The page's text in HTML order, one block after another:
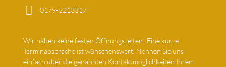
0179-5213317
Wir haben keine festen Öffnungszeiten! Eine kurze
Terminabsprache ist wünschenswert. Nennen Sie uns
einfach über die genannten Kontaktmöglichkeiten Ihren